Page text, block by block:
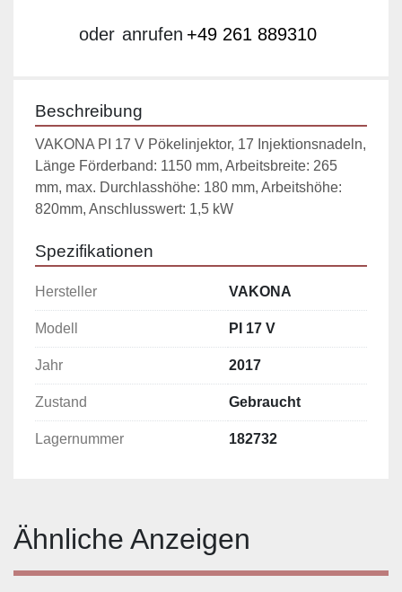
oder anrufen +49 261 889310
Beschreibung
VAKONA PI 17 V Pökelinjektor, 17 Injektionsnadeln,
Länge Förderband: 1150 mm, Arbeitsbreite: 265
mm, max. Durchlasshöhe: 180 mm, Arbeitshöhe:
820mm, Anschlusswert: 1,5 kW
Spezifikationen
Hersteller VAKONA
Modell PI 17 V
Jahr 2017
Zustand Gebraucht
Lagernummer 182732
Ähnliche Anzeigen